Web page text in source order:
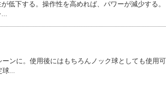
低下する。操作性を高めれば、パワーが減少する。
...
ンに。使用後にはもちろんノック球としても使用可
球...